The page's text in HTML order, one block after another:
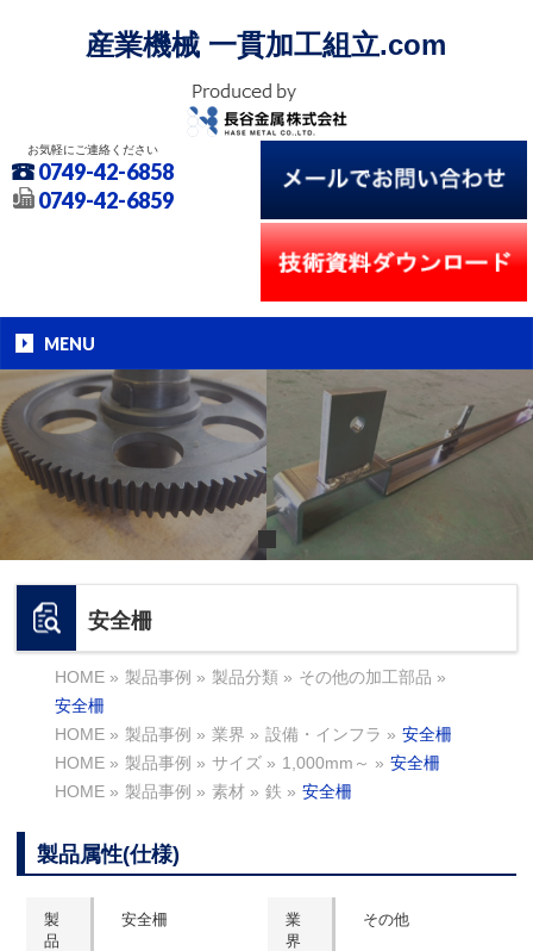
産業機械 一貫加工組立.com
お気軽にご連絡ください
0749-42-6858
0749-42-6859
MENU
安全柵
HOME » 製品事例 » 製品分類 » その他の加工部品 »
安全柵
HOME » 製品事例 » 業界 » 設備・インフラ » 安全柵
HOME » 製品事例 » サイズ » 1,000mm～ » 安全柵
HOME » 製品事例 » 素材 » 鉄 » 安全柵
製品属性(仕様)
製
品
安全柵
業
界
その他